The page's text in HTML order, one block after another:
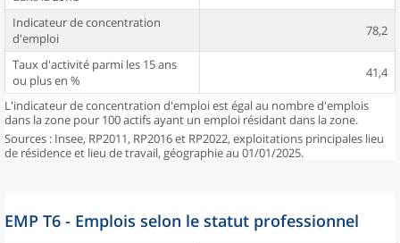
Indicateur de concentration
d'emploi
78,2
Taux d'activité parmi les 15 ans
ou plus en %
41,4
L'indicateur de concentration d'emploi est égal au nombre d'emplois
dans la zone pour 100 actifs ayant un emploi résidant dans la zone.
Sources : Insee, RP2011, RP2016 et RP2022, exploitations principales lieu
de résidence et lieu de travail, géographie au 01/01/2025.
EMP T6 - Emplois selon le statut professionnel